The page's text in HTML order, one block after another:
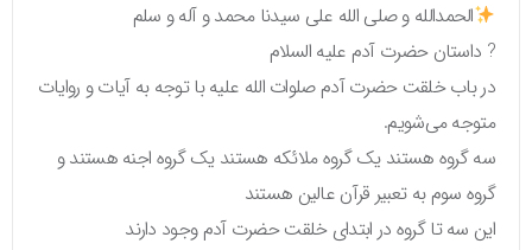
الحمدالله و صلی الله علی سیدنا محمد و آله و سلم
? داستان حضرت آدم علیه السلام
در باب خلقت حضرت آدم صلوات الله علیه با توجه به آیات و روایات
متوجه می‌شویم.
سه گروه هستند یک گروه ملائکه هستند یک گروه اجنه هستند و
گروه سوم به تعبیر قرآن عالین هستند
این سه تا گروه در ابتدای خلقت حضرت آدم وجود دارند